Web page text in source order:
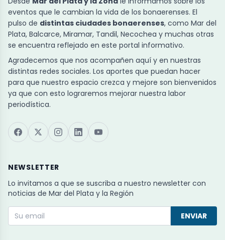
eventos que le cambian la vida de los bonaerenses. El
pulso de distintas ciudades bonaerenses, como Mar del
Plata, Balcarce, Miramar, Tandil, Necochea y muchas otras
se encuentra reflejado en este portal informativo.
Agradecemos que nos acompañen aquí y en nuestras
distintas redes sociales. Los aportes que puedan hacer
para que nuestro espacio crezca y mejore son bienvenidos
ya que con esto lograremos mejorar nuestra labor
periodística.
NEWSLETTER
Lo invitamos a que se suscriba a nuestro newsletter con
noticias de Mar del Plata y la Región
ENVIAR